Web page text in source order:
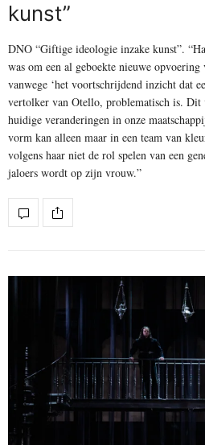
kunst”
DNO “Giftige ideologie inzake kunst”.
was om een al geboekte nieuwe
vanwege ‘het voortschrijdend inzicht dat
vertolker van Otello, problematisch is. Dit
huidige veranderingen in onze
vorm kan alleen maar in een team van
volgens haar niet de rol spelen van een
jaloers wordt op zijn vrouw.”